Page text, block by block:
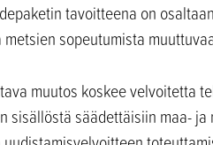
tavoitteena on
sopeutumista
muutos koskee velvoitetta
sisällöstä säädettäisiin maa-